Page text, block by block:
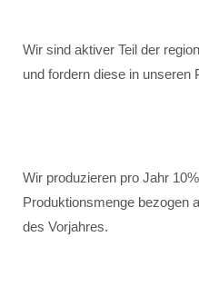
Wir sind aktiver Teil der
und fordern diese in unseren
Wir produzieren pro Jahr
Produktionsmenge bezogen
des Vorjahres.